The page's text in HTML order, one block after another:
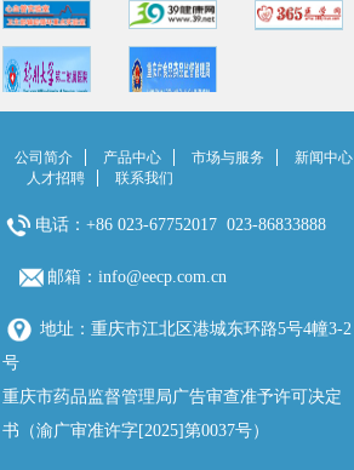
公司简介 产品中心 市场与服务 新闻中心
人才招聘
联系我们
电话：+86 023-67752017 023-86833888
邮箱：info@eecp.com.cn
地址：重庆市江北区港城东环路5号4幢3-2
号
重庆市药品监督管理局广告审查准予许可决定
书（渝广审准许字[2025]第0037号）